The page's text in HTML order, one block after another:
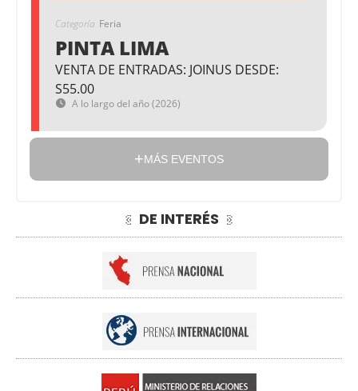
Categoría Feria
PINTA LIMA
VENTA DE ENTRADAS: JOINUS DESDE:
S55.00
A lo largo del año (2026)
MÁS EVENTOS
DE INTERÉS